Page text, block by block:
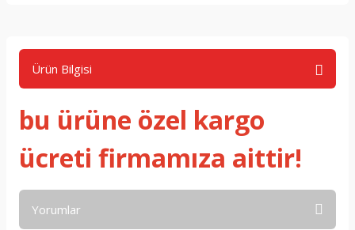
Ürün Bilgisi
bu ürüne özel kargo
ücreti firmamıza aittir!
Yorumlar